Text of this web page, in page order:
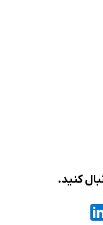
کنید.